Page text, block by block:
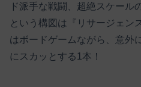
ド派手な戦闘、超絶スケール
という構図は『リサージェン
はボードゲームながら、意外
にスカッとする1本！